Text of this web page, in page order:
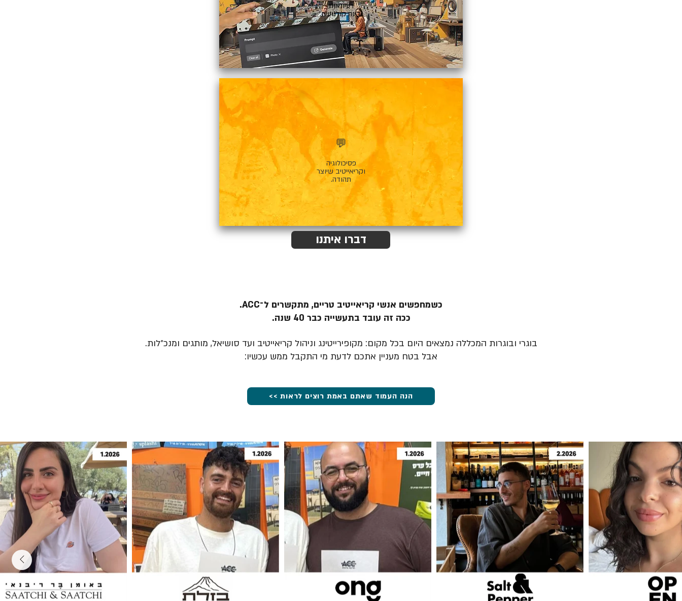
רעיונאות
ובינה קולנועית.
💬
פסיכולוגיה
וקריאייטיב שיוצר
תהודה.
דברו איתנו
כשמחפשים אנשי קריאייטיב טריים, מתקשרים ל־ACC.
ככה זה עובד בתעשייה כבר 40 שנה.
בוגרי ובוגרות המכללה נמצאים היום בכל מקום: מקופירייטינג וניהול קריאייטיב ועד סושיאל, מותגים ומנכ״לות.
אבל בטח מעניין אתכם לדעת מי התקבל ממש עכשיו:
הנה העמוד שאתם באמת רוצים לראות >>